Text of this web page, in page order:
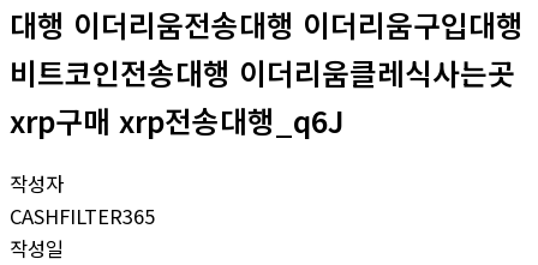
대행 이더리움전송대행 이더리움구입대행
비트코인전송대행 이더리움클레식사는곳
xrp구매 xrp전송대행_q6J
작성자
CASHFILTER365
작성일